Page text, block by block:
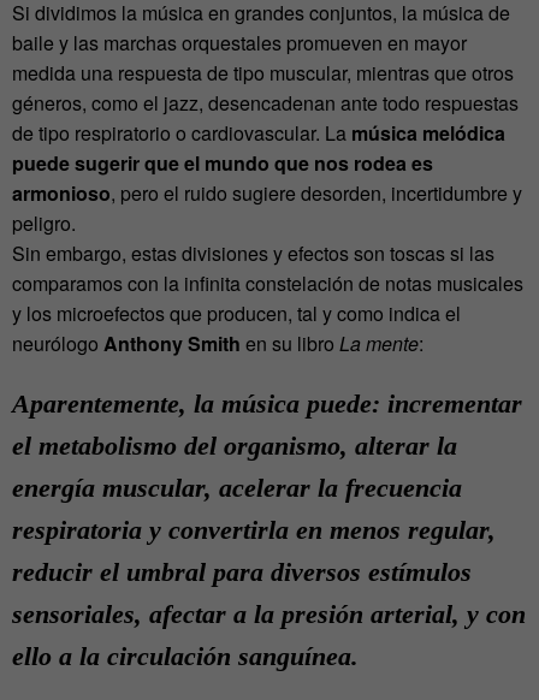
Si dividimos la música en grandes conjuntos, la música de
baile y las marchas orquestales promueven en mayor
medida una respuesta de tipo muscular, mientras que otros
géneros, como el jazz, desencadenan ante todo respuestas
de tipo respiratorio o cardiovascular. La música melódica
puede sugerir que el mundo que nos rodea es
armonioso, pero el ruido sugiere desorden, incertidumbre y
peligro.
Sin embargo, estas divisiones y efectos son toscas si las
comparamos con la infinita constelación de notas musicales
y los microefectos que producen, tal y como indica el
neurólogo Anthony Smith en su libro La mente:
Aparentemente, la música puede: incrementar
el metabolismo del organismo, alterar la
energía muscular, acelerar la frecuencia
respiratoria y convertirla en menos regular,
reducir el umbral para diversos estímulos
sensoriales, afectar a la presión arterial, y con
ello a la circulación sanguínea.